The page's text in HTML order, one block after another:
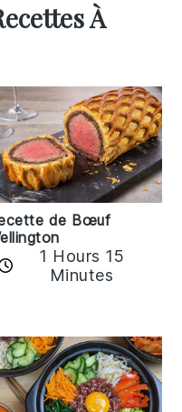
À
de Bœuf
1 Hours 15
Minutes